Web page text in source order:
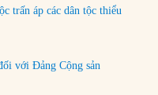
trấn áp các dân tộc thiểu
với Đảng Cộng sản